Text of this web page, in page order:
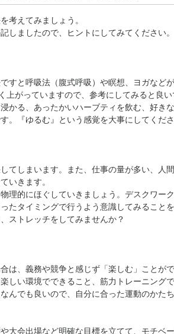
考えてみましょう。
しましたので、ヒントにしてみてください。
すと呼吸法（腹式呼吸）や瞑想、ヨガなどが
がっていますので、参考にしてみると良い
かる、あったかいハーブティを飲む、好きな
。『ゆるむ』という感覚を大事にしてくださ
てしまいます。また、仕事の量が多い、人
いきます。
理的にほぐしていきましょう。デスクワー
たタイミングで行うよう意識してみることを
ストレッチをしてみませんか？
は、義務や競争と感じず「楽しむ」ことが
しい環境でできること、筋力トレーニング
んでも良いので、自分に合った運動のかた
大会出場など明確な目標を立てて、モチベ